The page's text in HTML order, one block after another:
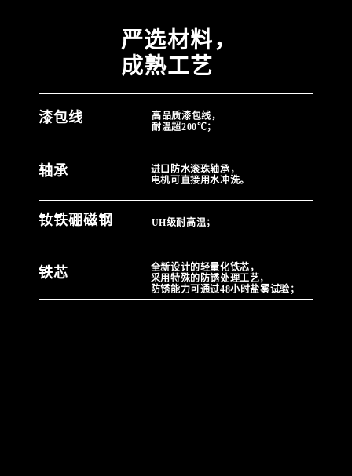
严选材料，
成熟工艺
漆包线
高品质漆包线，
耐温超200℃；
轴承
进口防水滚珠轴承，
电机可直接用水冲洗。
钕铁硼磁钢 UH级耐高温；
铁芯
全新设计的轻量化铁芯，
采用特殊的防锈处理工艺，
防锈能力可通过48小时盐雾试验；